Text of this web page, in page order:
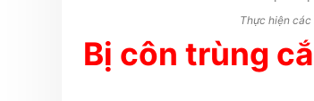
Thực hiện các
Bị côn trùng